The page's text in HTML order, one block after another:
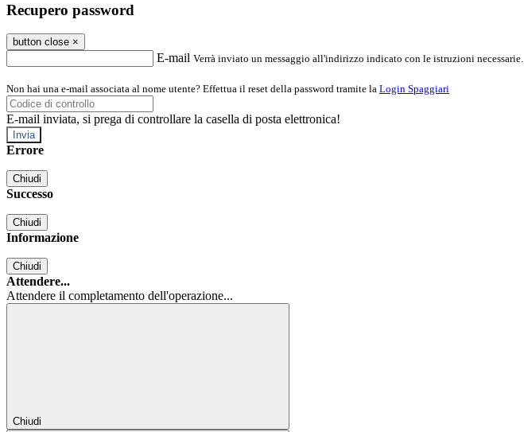
Recupero password
button close ×
E-mail Verrà inviato un messaggio all'indirizzo indicato con le istruzioni necessarie.
Non hai una e-mail associata al nome utente? Effettua il reset della password tramite la Login Spaggiari
E-mail inviata, si prega di controllare la casella di posta elettronica!
Errore
Chiudi
Successo
Chiudi
Informazione
Chiudi
Attendere...
Attendere il completamento dell'operazione...
Chiudi